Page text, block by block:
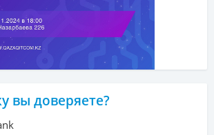
вы доверяете?